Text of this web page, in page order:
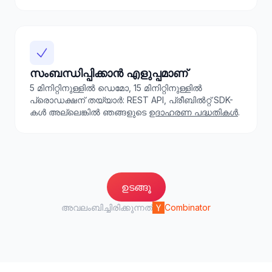
സംബന്ധിപ്പിക്കാൻ എളുപ്പമാണ്
5 മിനിറ്റിനുള്ളിൽ ഡെമോ, 15 മിനിറ്റിനുള്ളിൽ
പ്രൊഡക്ഷന് തയ്യാർ: REST API, പ്രീബിൽറ്റ് SDK-
കൾ അല്ലെങ്കിൽ ഞങ്ങളുടെ ഉദാഹരണ പദ്ധതികൾ.
ഉടങ്ങൂ
അവലംബിച്ചിരിക്കുന്നത് Combinator